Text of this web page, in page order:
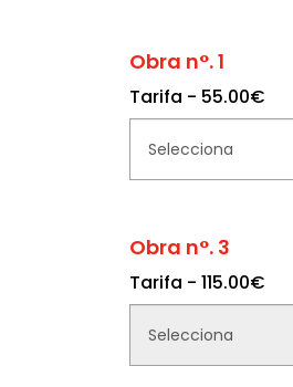
Obra n°. 1
Tarifa - 55.00€
Obra n°. 3
Tarifa - 115.00€